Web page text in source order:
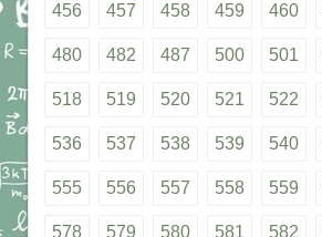
456 457 458 459 460
480 482 487 500 501
518 519 520 521 522
536 537 538 539 540
555 556 557 558 559
578 579 580 581 582